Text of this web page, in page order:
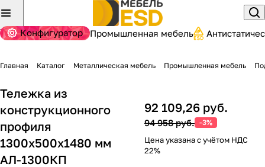
Конфигуратор Промышленная мебель
Главная Каталог Металлическая мебель Промышленная мебель
Тележка из
конструкционного
профиля
1300х500х1480 мм
АЛ-1300КП
92 109,26 руб.
94 958 руб. -3%
Цена указана с учётом НДС
22%